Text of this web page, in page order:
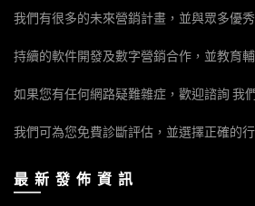
我們有很多的未來營銷計畫，並與眾多優
持續的軟件開發及數字營銷合作，並教育
如果您有任何網路疑難雜症，歡迎諮詢 我
我們可為您免費診斷評估，並選擇正確的
最 新 發 佈 資 訊